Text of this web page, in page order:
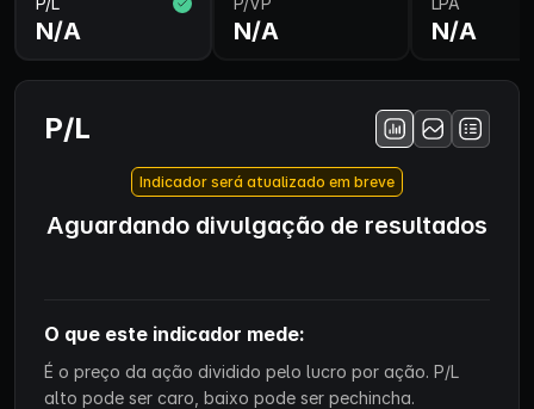
N/A N/A N/A
P/L
Indicador será atualizado em breve
Aguardando divulgação de resultados
O que este indicador mede:
É o preço da ação dividido pelo lucro por ação. P/L
alto pode ser caro, baixo pode ser pechincha.